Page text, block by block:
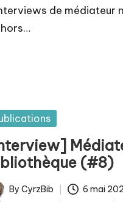
de médiateur
(#8)
By CyrzBib 6 mai